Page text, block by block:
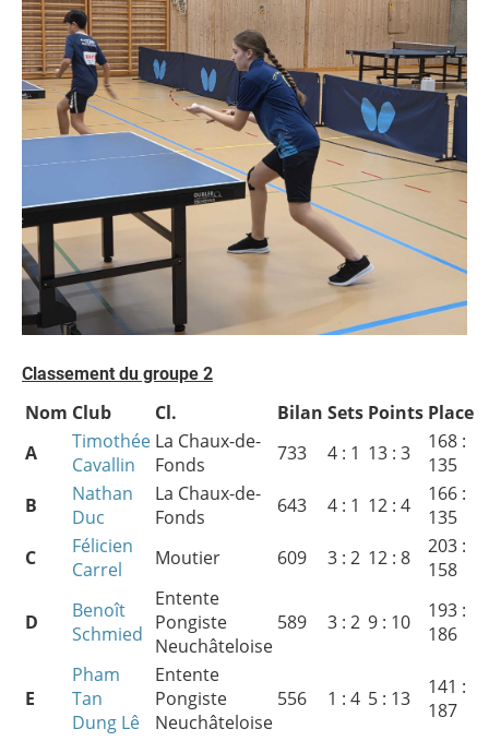
Classement du groupe 2
Nom Club Cl. Bilan Sets Points Place
A
Timothée
Cavallin
La Chaux-de-
Fonds
733 4 : 1 13 : 3
168 :
135
B
Nathan
Duc
La Chaux-de-
Fonds
643 4 : 1 12 : 4
166 :
135
C
Félicien
Carrel
Moutier 609 3 : 2 12 : 8
203 :
158
D
Benoît
Schmied
Entente
Pongiste
Neuchâteloise
589 3 : 2 9 : 10
193 :
186
E
Pham
Tan
Dung Lê
Entente
Pongiste
Neuchâteloise
556 1 : 4 5 : 13
141 :
187